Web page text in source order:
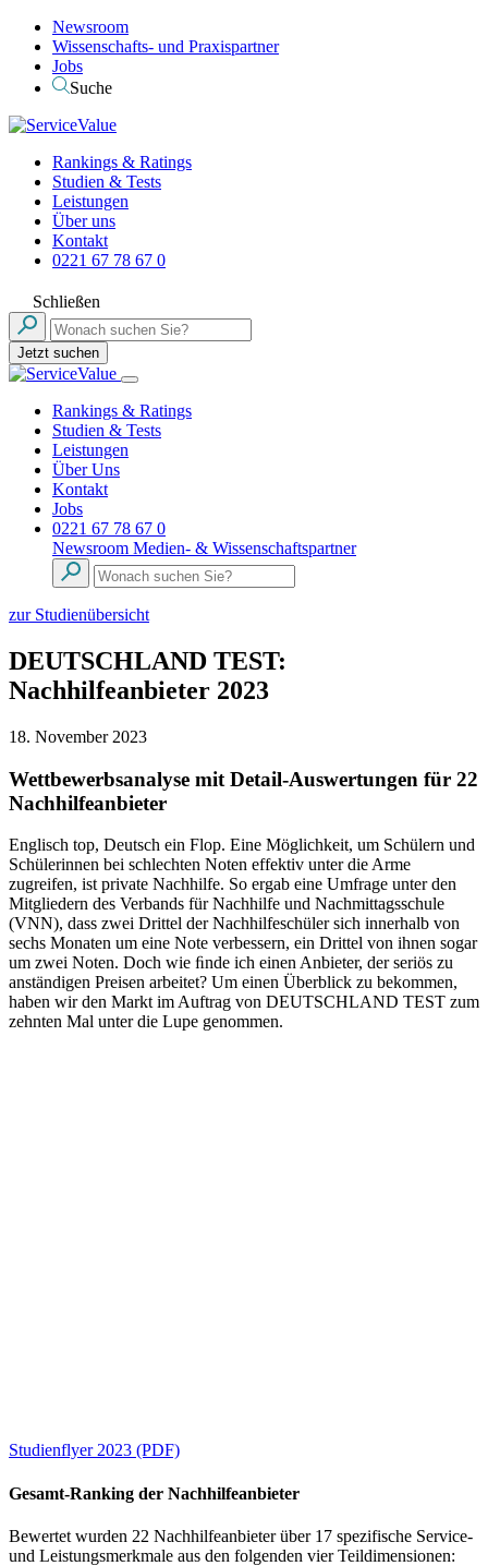
Newsroom
Wissenschafts- und Praxispartner
Jobs
Suche
Rankings & Ratings
Studien & Tests
Leistungen
Über uns
Kontakt
0221 67 78 67 0
Schließen
Jetzt suchen
Rankings & Ratings
Studien & Tests
Leistungen
Über Uns
Kontakt
Jobs
0221 67 78 67 0
Newsroom Medien- & Wissenschaftspartner
zur Studienübersicht
DEUTSCHLAND TEST:
Nachhilfeanbieter 2023
18. November 2023
Wettbewerbsanalyse mit Detail-Auswertungen für 22
Nachhilfeanbieter
Englisch top, Deutsch ein Flop. Eine Möglichkeit, um Schülern und
Schülerinnen bei schlechten Noten effektiv unter die Arme
zugreifen, ist private Nachhilfe. So ergab eine Umfrage unter den
Mitgliedern des Verbands für Nachhilfe und Nachmittagsschule
(VNN), dass zwei Drittel der Nachhilfeschüler sich innerhalb von
sechs Monaten um eine Note verbessern, ein Drittel von ihnen sogar
um zwei Noten. Doch wie ﬁnde ich einen Anbieter, der seriös zu
anständigen Preisen arbeitet? Um einen Überblick zu bekommen,
haben wir den Markt im Auftrag von DEUTSCHLAND TEST zum
zehnten Mal unter die Lupe genommen.
Studienflyer 2023 (PDF)
Gesamt-Ranking der Nachhilfeanbieter
Bewertet wurden 22 Nachhilfeanbieter über 17 spezifische Service-
und Leistungsmerkmale aus den folgenden vier Teildimensionen: